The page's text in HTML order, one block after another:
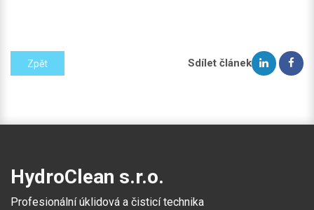
Zpět Sdílet článek
HydroClean s.r.o.
Profesionální úklidová a čisticí technika